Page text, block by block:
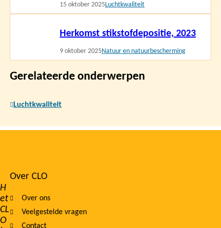
15 oktober 2025Luchtkwaliteit
Herkomst stikstofdepositie, 2023
9 oktober 2025Natuur en natuurbescherming
Gerelateerde onderwerpen
Luchtkwaliteit
H
et
CL
O
Footer
navigation
Over CLO
Over ons
Veelgestelde vragen
Contact